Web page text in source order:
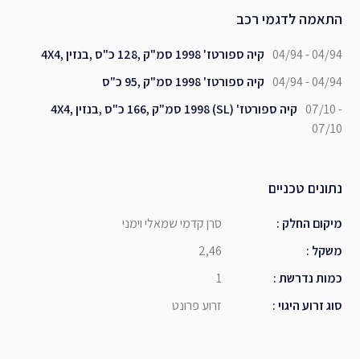
התאמה לדגמי רכב
קיה ספורטז' 1998 סמ"ק ,128 כ"ס ,בנזין ,4X4 04/94 - 04/94
קיה ספורטז' 1998 סמ"ק ,95 כ"ס 04/94 - 04/94
קיה ספורטז' (SL) 1998 סמ"ק ,166 כ"ס ,בנזין ,4X4 07/10 -
07/10
נתונים טכניים
סרן קדמי שמאלי וימני : מיקום החלק
2,46
: משקל
1
:כמות נדרשת
זרוע פרונט
:סוג זרוע היגוי